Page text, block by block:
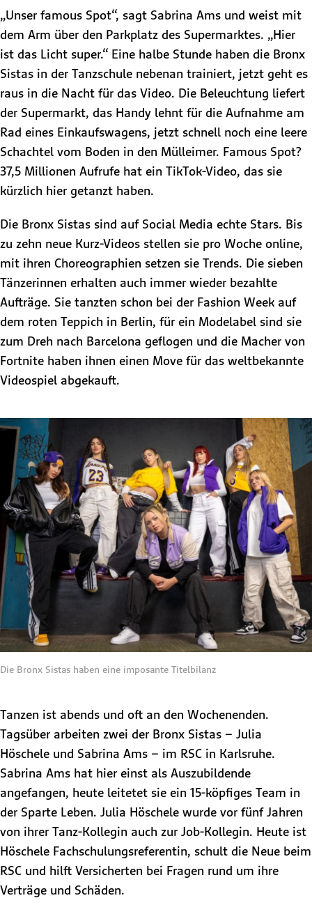
„Unser famous Spot“, sagt Sabrina Ams und weist mit
dem Arm über den Parkplatz des Supermarktes. „Hier
ist das Licht super.“ Eine halbe Stunde haben die Bronx
Sistas in der Tanzschule nebenan trainiert, jetzt geht es
raus in die Nacht für das Video. Die Beleuchtung liefert
der Supermarkt, das Handy lehnt für die Aufnahme am
Rad eines Einkaufswagens, jetzt schnell noch eine leere
Schachtel vom Boden in den Mülleimer. Famous Spot?
37,5 Millionen Aufrufe hat ein TikTok-Video, das ​sie
kürzlich hier getanzt haben.
Die Bronx Sistas sind auf Social Media echte Stars. Bis
zu zehn neue Kurz-Videos stellen sie pro Woche online,
mit ihren Choreographien setzen sie Trends. Die sieben
Tänzerinnen erhalten auch immer wieder bezahlte
Aufträge. Sie tanzten schon bei der Fashion Week auf
dem roten Teppich in Berlin, für ein Modelabel sind sie
zum Dreh nach Barcelona geflogen und die Macher von
Fortnite haben ihnen einen Move für das weltbekannte
Videospiel abgekauft.
Die Bronx Sistas haben eine imposante Titelbilanz
Tanzen ist abends und oft an den Wochenenden.
Tagsüber arbeiten zwei der Bronx Sistas – Julia
Höschele und Sabrina Ams – im RSC in Karlsruhe.
Sabrina Ams hat hier einst als Auszubildende
angefangen, heute leitetet sie ein 15-köpfiges Team in
der Sparte Leben. Julia Höschele wurde vor fünf Jahren
von ihrer Tanz-Kollegin auch zur Job-Kollegin. Heute ist
Höschele Fachschulungsreferentin, schult die Neue beim
RSC und hilft Versicherten bei Fragen rund um ihre
Verträge und Schäden.